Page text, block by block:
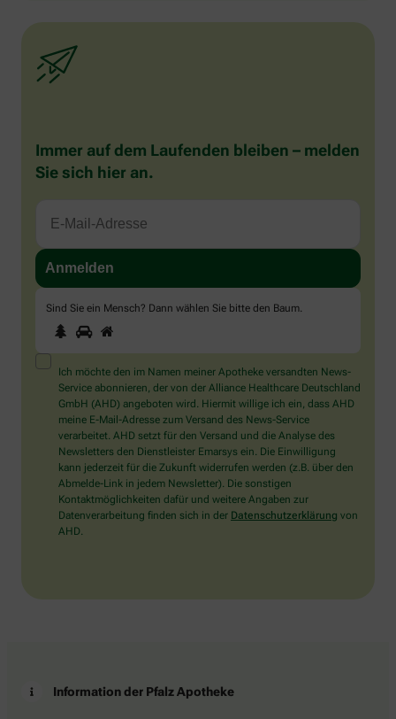
Immer auf dem Laufenden bleiben – melden
Sie sich hier an.
Sind Sie ein Mensch? Dann wählen Sie bitte den Baum.
Sind
Sie
ein
Mensch?
Dann
wählen
Sie
bitte
den
Baum.
1 2
Ich möchte den im Namen meiner Apotheke versandten News-
Service abonnieren, der von der Alliance Healthcare Deutschland
GmbH (AHD) angeboten wird. Hiermit willige ich ein, dass AHD
meine E-Mail-Adresse zum Versand des News-Service
verarbeitet. AHD setzt für den Versand und die Analyse des
Newsletters den Dienstleister Emarsys ein. Die Einwilligung
kann jederzeit für die Zukunft widerrufen werden (z.B. über den
Abmelde-Link in jedem Newsletter). Die sonstigen
Kontaktmöglichkeiten dafür und weitere Angaben zur
Datenverarbeitung finden sich in der Datenschutzerklärung von
AHD.
Information der Pfalz Apotheke